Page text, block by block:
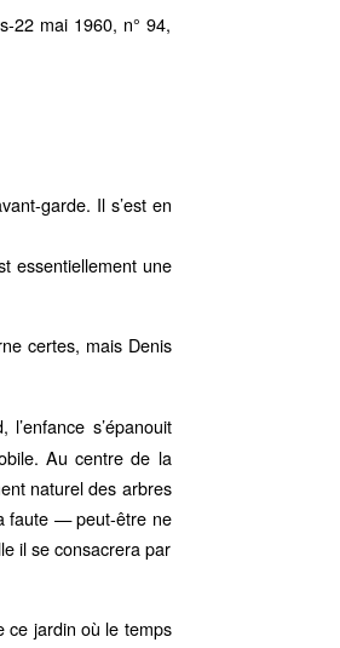
22 mai 1960, n° 94,
garde. Il s’est en
essentiellement une
certes, mais Denis
s’épanouit
Au centre de la
naturel des arbres
faute — peut-être ne
il se consacrera par
ce jardin où le temps